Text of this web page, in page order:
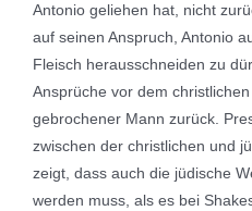
Antonio geliehen hat, nicht
auf seinen Anspruch, Antonio
Fleisch herausschneiden zu
Ansprüche vor dem
gebrochener Mann zurück.
zwischen der christlichen und
zeigt, dass auch die jüdische
werden muss, als es bei